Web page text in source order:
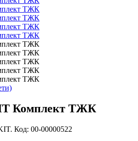
Комплект ТЖК
Код: 00-00000522